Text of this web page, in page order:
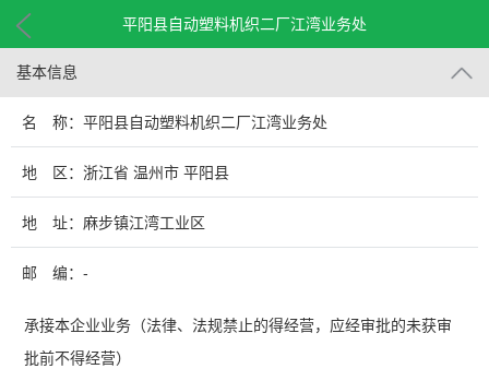
平阳县自动塑料机织二厂江湾业务处
基本信息
名 称：平阳县自动塑料机织二厂江湾业务处
地 区：浙江省 温州市 平阳县
地 址：麻步镇江湾工业区
邮 编：-
承接本企业业务（法律、法规禁止的得经营，应经审批的未获审
批前不得经营）